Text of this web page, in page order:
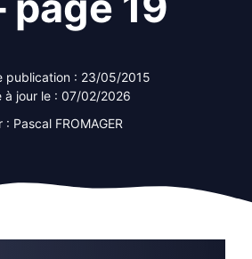
publication : 23/05/2015
à jour le : 07/02/2026
: Pascal FROMAGER